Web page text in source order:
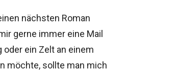
nächsten Roman
gerne immer eine Mail
oder ein Zelt an einem
möchte, sollte man mich